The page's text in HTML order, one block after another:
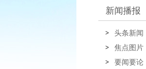
新闻播报
头条新闻
焦点图片
要闻要论